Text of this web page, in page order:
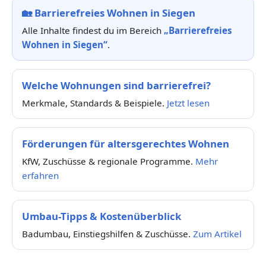
🏡Barrierefreies Wohnen in Siegen
Alle Inhalte findest du im Bereich „Barrierefreies
Wohnen in Siegen“.
Welche Wohnungen sind barrierefrei?
Merkmale, Standards & Beispiele. Jetzt lesen
Förderungen für altersgerechtes Wohnen
KfW, Zuschüsse & regionale Programme. Mehr
erfahren
Umbau-Tipps & Kostenüberblick
Badumbau, Einstiegshilfen & Zuschüsse. Zum Artikel